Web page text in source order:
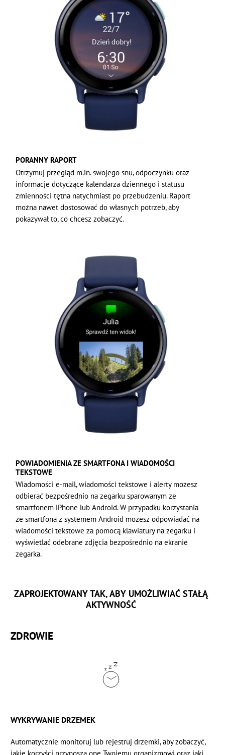
PORANNY RAPORT
Otrzymuj przegląd m.in. swojego snu, odpoczynku oraz
informacje dotyczące kalendarza dziennego i statusu
zmienności tętna natychmiast po przebudzeniu. Raport
można nawet dostosować do własnych potrzeb, aby
pokazywał to, co chcesz zobaczyć.
POWIADOMIENIA ZE SMARTFONA I WIADOMOŚCI
TEKSTOWE
Wiadomości e-mail, wiadomości tekstowe i alerty możesz
odbierać bezpośrednio na zegarku sparowanym ze
smartfonem iPhone lub Android. W przypadku korzystania
ze smartfona z systemem Android możesz odpowiadać na
wiadomości tekstowe za pomocą klawiatury na zegarku i
wyświetlać odebrane zdjęcia bezpośrednio na ekranie
zegarka.
ZAPROJEKTOWANY TAK, ABY UMOŻLIWIAĆ STAŁĄ
AKTYWNOŚĆ
ZDROWIE
WYKRYWANIE DRZEMEK
Automatycznie monitoruj lub rejestruj drzemki, aby zobaczyć,